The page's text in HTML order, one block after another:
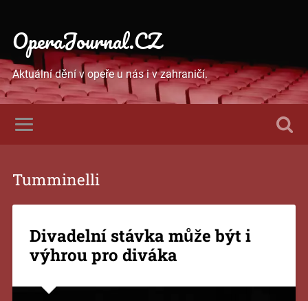
OperaJournal.CZ
Aktuální dění v opeře u nás i v zahraničí.
Tumminelli
Divadelní stávka může být i
výhrou pro diváka